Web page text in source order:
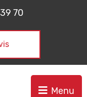
70
Menu